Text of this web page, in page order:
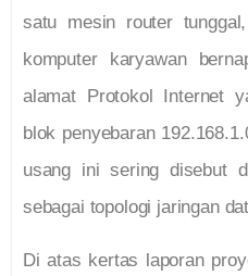
satu mesin router
komputer karyawan
alamat Protokol Internet
blok penyebaran
usang ini sering disebut
sebagai topologi jaringan
Di atas kertas laporan